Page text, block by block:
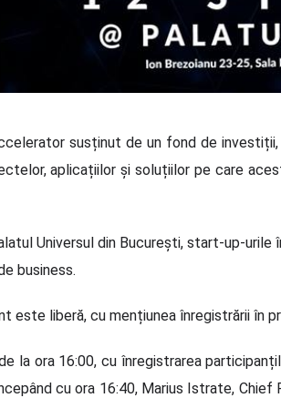
susținut de un fond de
aplicațiilor și soluțiilor pe care
Universul din București, start-up-
business.
este liberă, cu mențiunea înregistrării în
la ora 16:00, cu înregistrarea
cu ora 16:40, Marius Istrate,